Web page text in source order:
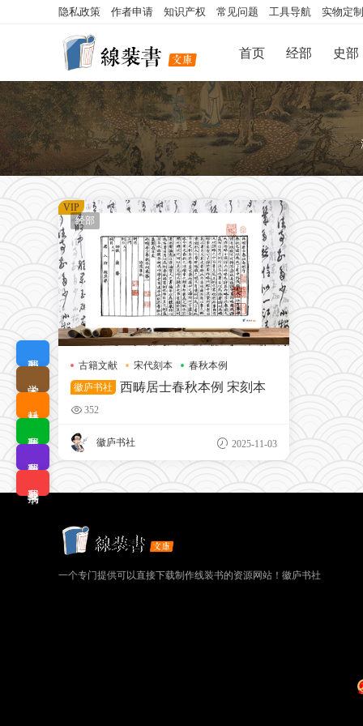
首页 经部 史部
隐私政策 作者申请 知识产权 常见问题 工具导航 实物定制
经部
古籍文献 宋代刻本
春秋本例
徽庐书社
西畴居士春秋本例 宋刻本
352
徽庐书社 2025-11-03
VIP
一个专门提供可以直接下载制作线装书的资源网站！徽庐书社